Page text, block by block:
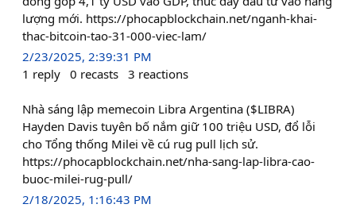
lượng mới. https://phocapblockchain.net/nganh-khai-
thac-bitcoin-tao-31-000-viec-lam/
2/23/2025, 2:39:31 PM
1 reply 0 recasts 3 reactions
Nhà sáng lập memecoin Libra Argentina ($LIBRA)
Hayden Davis tuyên bố nắm giữ 100 triệu USD, đổ lỗi
cho Tổng thống Milei về cú rug pull lịch sử.
https://phocapblockchain.net/nha-sang-lap-libra-cao-
buoc-milei-rug-pull/
2/18/2025, 1:16:43 PM